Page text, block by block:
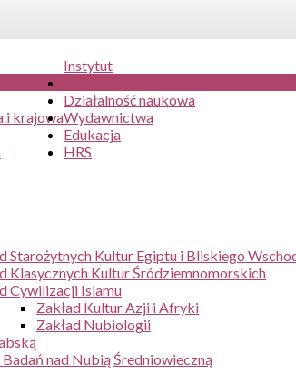
Instytut
i krajowa
Starożytnych Kultur Egiptu i Bliskiego
Klasycznych Kultur Śródziemnomorskich
Cywilizacji Islamu
Zakład Kultur Azji i Afryki
Zakład Nubiologii
nad Nubią Średniowieczną
Działalność naukowa
Wydawnictwa
Edukacja
HRS